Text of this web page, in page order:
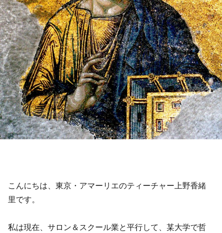
こんにちは、東京・アマーリエのティーチャー上野香緒
里です。
私は現在、サロン＆スクール業と平行して、某大学で哲